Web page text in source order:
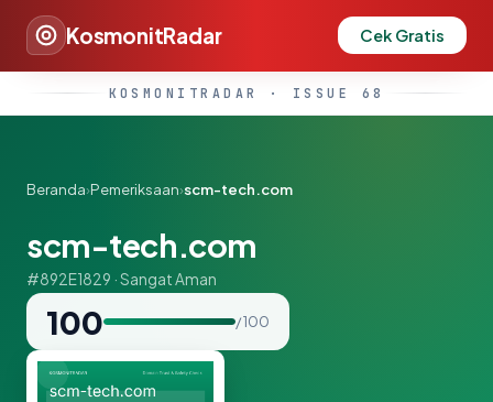
KosmonitRadar Cek Gratis
KOSMONITRADAR · ISSUE 68
Beranda›Pemeriksaan›scm-tech.com
scm-tech.com
#892E1829 · Sangat Aman
100 / 100